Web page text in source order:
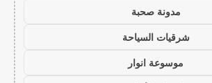
مدونة صحبة
شرقيات السياحة
موسوعة انوار